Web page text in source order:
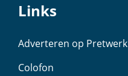
Links
Adverteren op Pretwerk
Colofon